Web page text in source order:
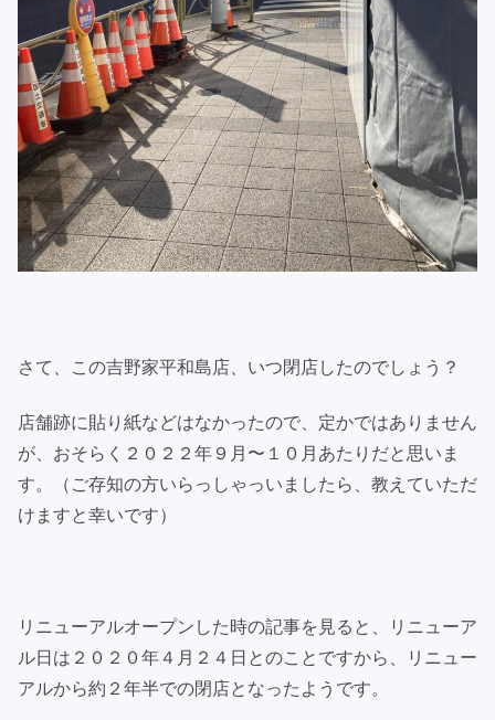
さて、この吉野家平和島店、いつ閉店したのでしょう？
店舗跡に貼り紙などはなかったので、定かではありません
が、おそらく２０２２年９月〜１０月あたりだと思いま
す。（ご存知の方いらっしゃっいましたら、教えていただ
けますと幸いです）
リニューアルオープンした時の記事を見ると、リニューア
ル日は２０２０年４月２４日とのことですから、リニュー
アルから約２年半での閉店となったようです。